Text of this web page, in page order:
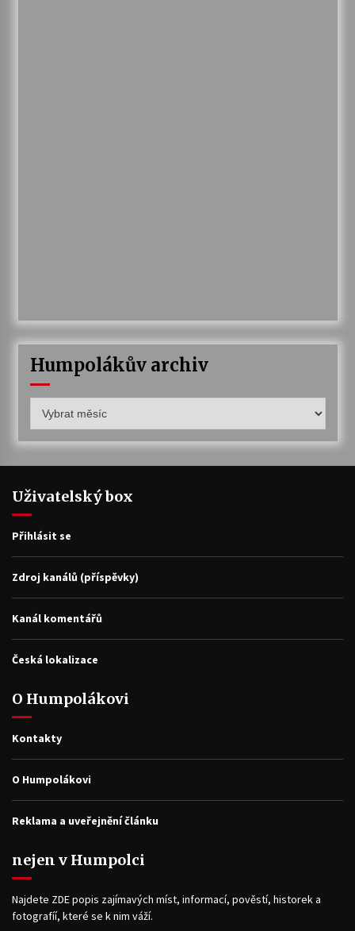
Humpolákův archiv
archiv
Uživatelský box
Přihlásit se
Zdroj kanálů (příspěvky)
Kanál komentářů
Česká lokalizace
O Humpolákovi
Kontakty
O Humpolákovi
Reklama a uveřejnění článku
nejen v Humpolci
Najdete ZDE popis zajímavých míst, informací, pověstí, historek a
fotografíí, které se k nim váží.